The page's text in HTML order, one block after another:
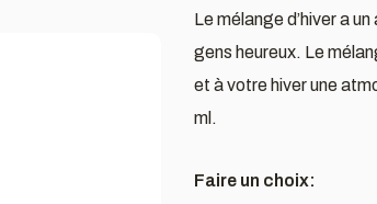
Le mélange d’hiver a
gens heureux. Le
et à votre hiver une
ml.
Faire un choix: